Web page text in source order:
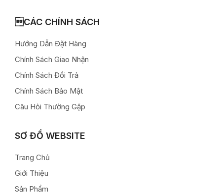
CÁC CHÍNH SÁCH
Hướng Dẫn Đặt Hàng
Chính Sách Giao Nhận
Chính Sách Đổi Trả
Chính Sách Bảo Mật
Câu Hỏi Thường Gặp
SƠ ĐỒ WEBSITE
Trang Chủ
Giới Thiệu
Sản Phẩm